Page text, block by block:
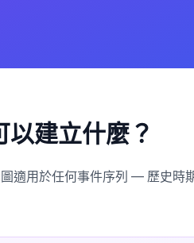
以建立什麼？
適用於任何事件序列 — 歷史時